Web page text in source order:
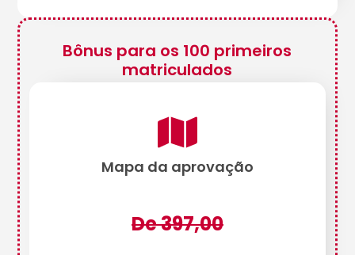
Bônus para os 100 primeiros
matriculados
Mapa da aprovação
De 397,00